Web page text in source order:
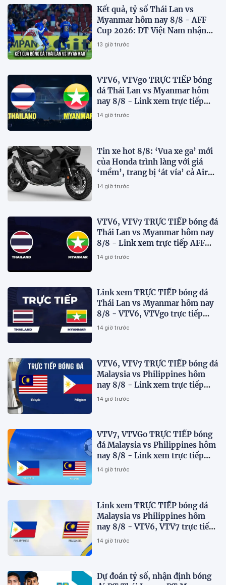
Kết quả, tỷ số Thái Lan vs
Myanmar hôm nay 8/8 - AFF
Cup 2026: ĐT Việt Nam nhận
tin vui
13 giờ trước
VTV6, VTVgo TRỰC TIẾP bóng
đá Thái Lan vs Myanmar hôm
nay 8/8 - Link xem trực tiếp
AFF Cup 2026 mới nhất
14 giờ trước
Tin xe hot 8/8: ‘Vua xe ga’ mới
của Honda trình làng với giá
‘mềm’, trang bị ‘át vía’ cả Air
Blade và SH
14 giờ trước
VTV6, VTV7 TRỰC TIẾP bóng đá
Thái Lan vs Myanmar hôm nay
8/8 - Link xem trực tiếp AFF
Cup 2026 mới nhất
14 giờ trước
Link xem TRỰC TIẾP bóng đá
Thái Lan vs Myanmar hôm nay
8/8 - VTV6, VTVgo trực tiếp
AFF Cup 2026
14 giờ trước
VTV6, VTV7 TRỰC TIẾP bóng đá
Malaysia vs Philippines hôm
nay 8/8 - Link xem trực tiếp
AFF Cup 2026 mới nhất
14 giờ trước
VTV7, VTVGo TRỰC TIẾP bóng
đá Malaysia vs Philippines hôm
nay 8/8 - Link xem trực tiếp
AFF Cup 2026 mới nhất
14 giờ trước
Link xem TRỰC TIẾP bóng đá
Malaysia vs Philippines hôm
nay 8/8 - VTV6, VTV7 trực tiếp
AFF Cup 2026
14 giờ trước
Dự đoán tỷ số, nhận định bóng